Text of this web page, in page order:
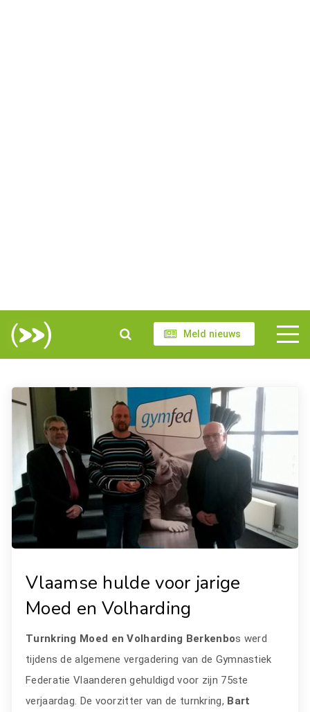
Meld nieuws
Vlaamse hulde voor jarige
Moed en Volharding
Turnkring Moed en Volharding Berkenbos werd
tijdens de algemene vergadering van de Gymnastiek
Federatie Vlaanderen gehuldigd voor zijn 75ste
verjaardag. De voorzitter van de turnkring, Bart